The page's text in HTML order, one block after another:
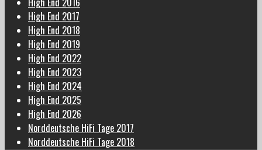
High End 2017
High End 2018
High End 2019
High End 2022
High End 2023
High End 2024
High End 2025
High End 2026
Norddeutsche HiFi Tage 2017
Norddeutsche HiFi Tage 2018